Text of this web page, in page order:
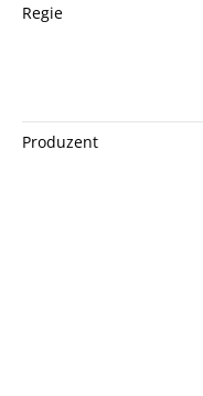
Regie
Produzent